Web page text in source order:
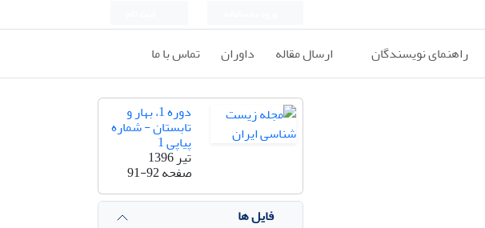
راهنمای نویسندگان ارسال مقاله داوران تماس با ما
دوره 1، بهار و
تابستان - شماره
پیاپی 1
تیر 1396
صفحه91-92
فایل ها